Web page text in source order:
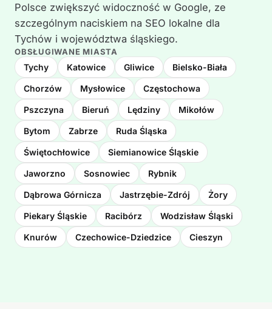
Polsce zwiększyć widoczność w Google, ze
szczególnym naciskiem na SEO lokalne dla
Tychów i województwa śląskiego.
OBSŁUGIWANE MIASTA
Tychy Katowice Gliwice Bielsko-Biała
Chorzów Mysłowice Częstochowa
Pszczyna Bieruń Lędziny Mikołów
Bytom Zabrze Ruda Śląska
Świętochłowice Siemianowice Śląskie
Jaworzno Sosnowiec Rybnik
Dąbrowa Górnicza Jastrzębie-Zdrój Żory
Piekary Śląskie Racibórz Wodzisław Śląski
Knurów Czechowice-Dziedzice Cieszyn